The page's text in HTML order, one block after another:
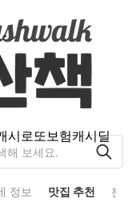
시로또보험캐시딜
정보 맛집 추천 분